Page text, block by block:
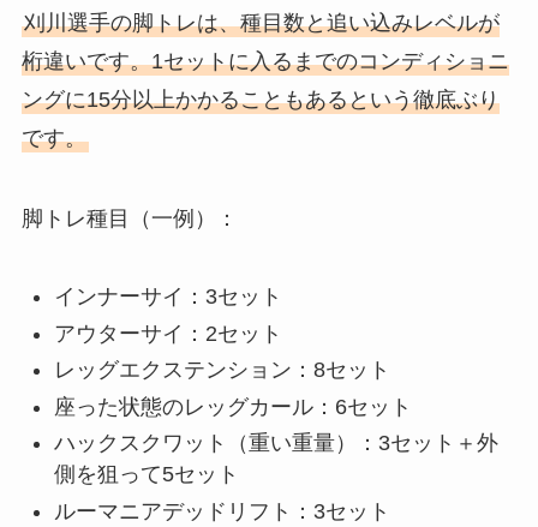
刈川選手の脚トレは、種目数と追い込みレベルが
桁違いです。1セットに入るまでのコンディショニ
ングに15分以上かかることもあるという徹底ぶり
です。
脚トレ種目（一例）：
インナーサイ：3セット
アウターサイ：2セット
レッグエクステンション：8セット
座った状態のレッグカール：6セット
ハックスクワット（重い重量）：3セット＋外
側を狙って5セット
ルーマニアデッドリフト：3セット